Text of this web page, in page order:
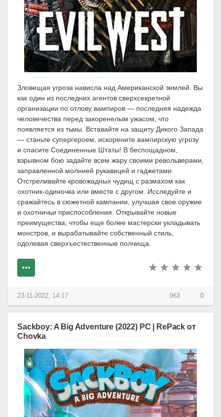
Зловещая угроза нависла над Американской землей. Вы
как один из последних агентов сверхсекретной
организации по отлову вампиров — последняя надежда
человечества перед закоренелым ужасом, что
появляется из тьмы. Вставайте на защиту Дикого Запада
— станьте супергероем, искорените вампирскую угрозу
и спасите Соединенные Штаты! В беспощадном,
взрывном бою задайте всем жару своими револьверами,
заправленной молнией рукавицей и гаджетами.
Отстреливайте кровожадных чудищ с размахом как
охотник-одиночка или вместе с другом. Исследуйте и
сражайтесь в сюжетной кампании, улучшая свое оружие
и охотничьи приспособления. Открывайте новые
преимущества, чтобы еще более мастерски укладывать
монстров, и вырабатывайте собственный стиль,
одолевая сверхъестественные полчища.
963 0
23-11-2022, 14:17
Sackboy: A Big Adventure (2022) PC | RePack от
Chovka